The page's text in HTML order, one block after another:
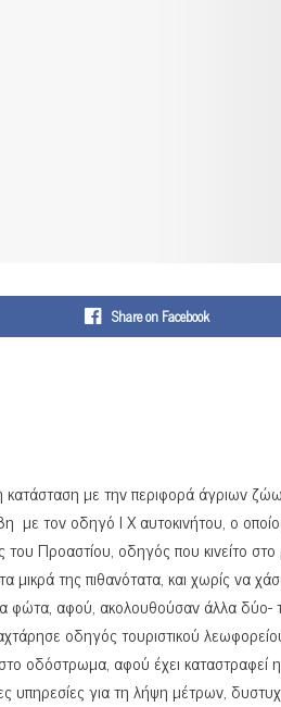
Share on Facebook
κατάσταση με την περιφορά άγριων
με τον οδηγό Ι Χ αυτοκινήτου, ο
Προαστίου, οδηγός που κινείτο
μικρά της πιθανότατα, και χωρίς να
αφού, ακολουθούσαν άλλα δύο-
οδηγός τουριστικού
οδόστρωμα, αφού έχει
για τη λήψη μέτρων,